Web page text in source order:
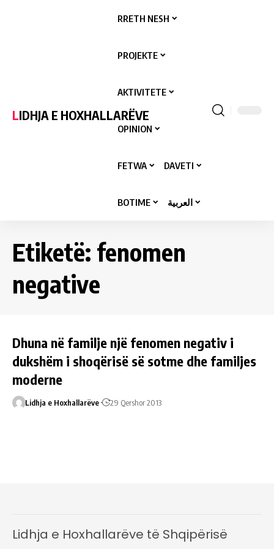
LIDHJA E HOXHALLARËVE
RRETH NESH
PROJEKTE
AKTIVITETE
OPINION
FETWA DAVETI
BOTIME العربية
Etiketë: fenomen
negative
Dhuna në familje një fenomen negativ i
dukshëm i shoqërisë së sotme dhe familjes
moderne
Lidhja e Hoxhallarëve 29 Qershor 2013
Lidhja e Hoxhallarëve të Shqipërisë